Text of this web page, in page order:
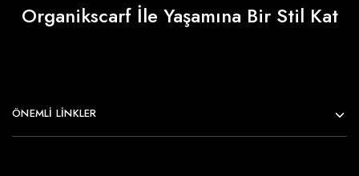
Organikscarf İle Yaşamına Bir Stil Kat
ÖNEMLI LINKLER